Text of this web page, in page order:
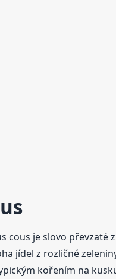
cous je slovo
jídel z rozličné
kořením na